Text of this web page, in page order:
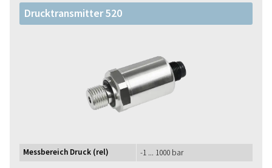
Drucktransmitter 520
Messbereich Druck (rel) -1 ... 1000 bar